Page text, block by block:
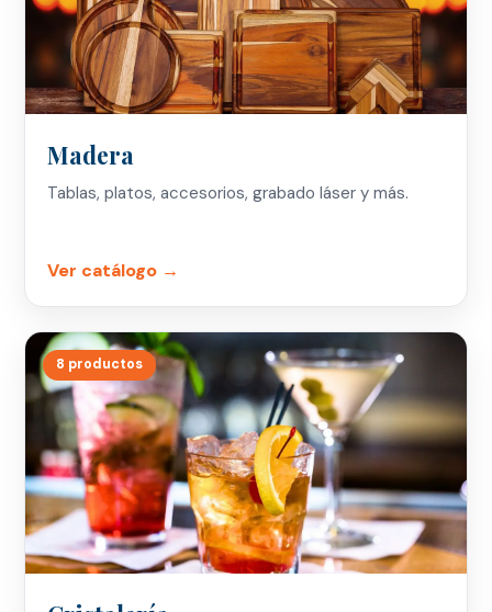
Madera
Tablas, platos, accesorios, grabado láser y más.
Ver catálogo →
8 productos